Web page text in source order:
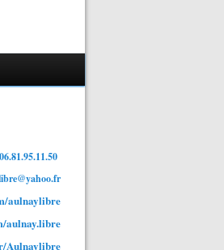
aulnaylibre
aulnay.libre
Aulnaylibre